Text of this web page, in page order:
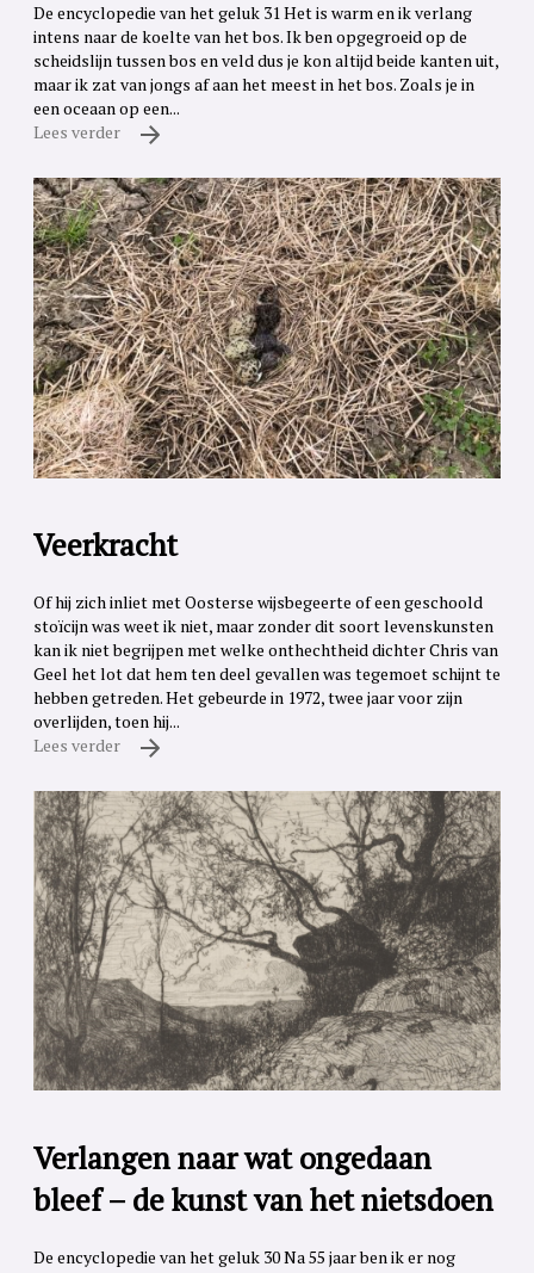
De encyclopedie van het geluk 31 Het is warm en ik verlang
intens naar de koelte van het bos. Ik ben opgegroeid op de
scheidslijn tussen bos en veld dus je kon altijd beide kanten uit,
maar ik zat van jongs af aan het meest in het bos. Zoals je in
een oceaan op een...
Lees verder
Veerkracht
Of hij zich inliet met Oosterse wijsbegeerte of een geschoold
stoïcijn was weet ik niet, maar zonder dit soort levenskunsten
kan ik niet begrijpen met welke onthechtheid dichter Chris van
Geel het lot dat hem ten deel gevallen was tegemoet schijnt te
hebben getreden. Het gebeurde in 1972, twee jaar voor zijn
overlijden, toen hij...
Lees verder
Verlangen naar wat ongedaan
bleef – de kunst van het nietsdoen
De encyclopedie van het geluk 30 Na 55 jaar ben ik er nog